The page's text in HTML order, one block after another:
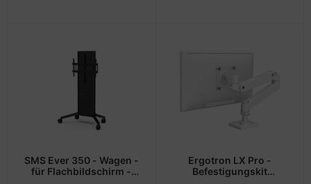
SMS Ever 350 - Wagen -
für Flachbildschirm -
Ergotron LX Pro -
Befestigungskit